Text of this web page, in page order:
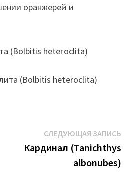
оранжерей и
СЛЕДУЮЩАЯ ЗАПИСЬ
Кардинал (Tanichthys
albonubes)